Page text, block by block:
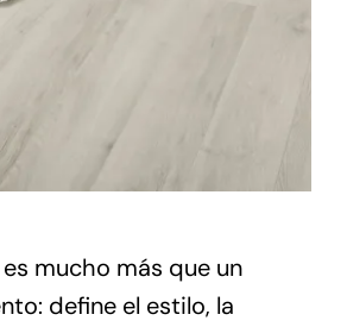
mucho más que un
define el estilo, la